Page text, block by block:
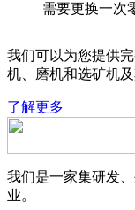
需要更换一次
我们可以为您提供
机、磨机和选矿机及
了解更多
我们是一家集研发
业。